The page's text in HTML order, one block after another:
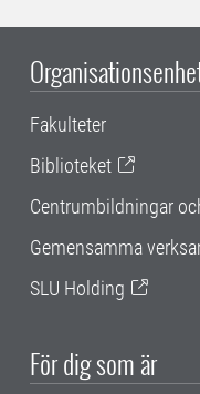
Fakulteter
Biblioteket
Centrumbildningar
Gemensamma
SLU Holding
För dig som är